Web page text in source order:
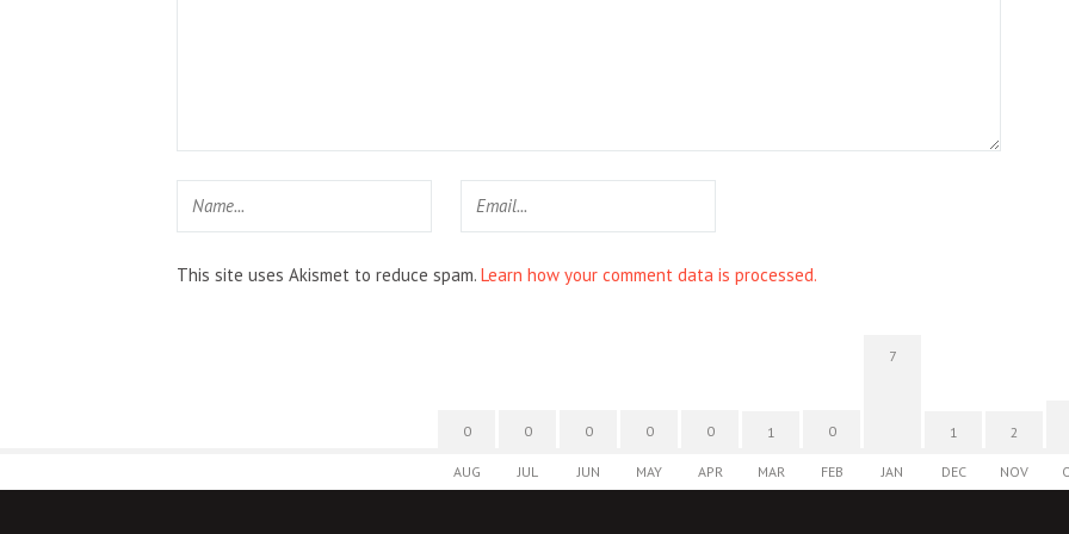
This site uses Akismet to reduce spam. Learn how your comment data is processed.
0
AUG
0
JUL
0
JUN
0
MAY
0
APR
1
MAR
0
FEB
7
JAN
1
DEC
2
NOV